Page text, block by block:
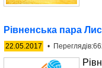
Рівненська пара
22.05.2017 •